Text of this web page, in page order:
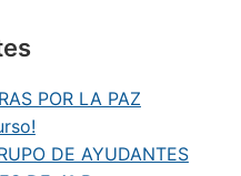
POR LA PAZ
DE AYUDANTES